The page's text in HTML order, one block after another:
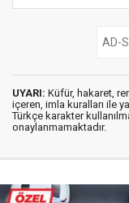
UYARI: Küfür, hakaret,
içeren, imla kuralları ile
Türkçe karakter
onaylanmamaktadır.